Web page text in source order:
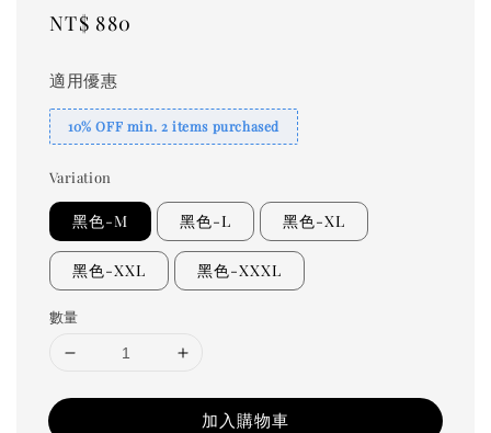
Regular
NT$ 880
適用優惠
10% OFF min. 2 items purchased
Variation
黑色-M 黑色-L 黑色-XL
黑色-XXL 黑色-XXXL
數量
加入購物車